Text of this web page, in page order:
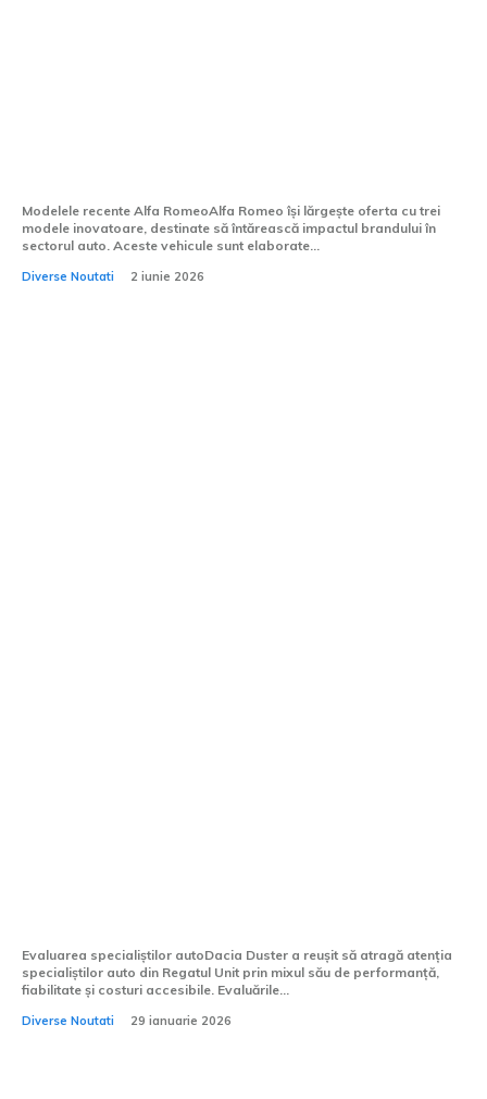
Modelele recente Alfa RomeoAlfa Romeo își lărgește oferta cu trei
modele inovatoare, destinate să întărească impactul brandului în
sectorul auto. Aceste vehicule sunt elaborate...
Diverse Noutati 2 iunie 2026
Evaluarea specialiștilor autoDacia Duster a reușit să atragă atenția
specialiștilor auto din Regatul Unit prin mixul său de performanță,
fiabilitate și costuri accesibile. Evaluările...
Diverse Noutati 29 ianuarie 2026